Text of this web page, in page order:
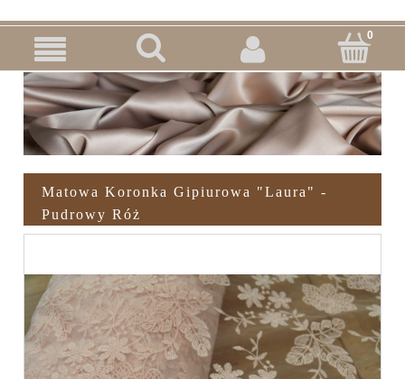
Matowa Koronka Gipiurowa "Laura" -
Pudrowy Róż